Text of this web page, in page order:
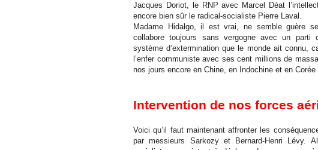
Jacques Doriot, le RNP avec Marcel Déat
encore bien sûr le radical-socialiste Pierre Laval.
Madame Hidalgo, il est vrai, ne semble guère
collabore toujours sans vergogne avec un parti
système d’extermination que le monde ait connu,
l’enfer communiste avec ses cent millions de
nos jours encore en Chine, en Indochine et en Corée
Intervention de nos forces
Voici qu’il faut maintenant affronter les
par messieurs Sarkozy et Bernard-Henri Lévy.